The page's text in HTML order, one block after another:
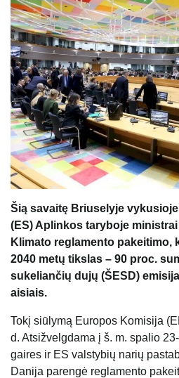
Šią savaitę Briuselyje
(ES) Aplinkos taryboje
Klimato reglamento pakeitimo,
2040 metų tikslas – 90 proc.
sukeliančių dujų (ŠESD)
aisiais.
Tokį siūlymą Europos Komisija
d. Atsižvelgdama į š. m. spalio
gaires ir ES valstybių narių
Danija parengė reglamento